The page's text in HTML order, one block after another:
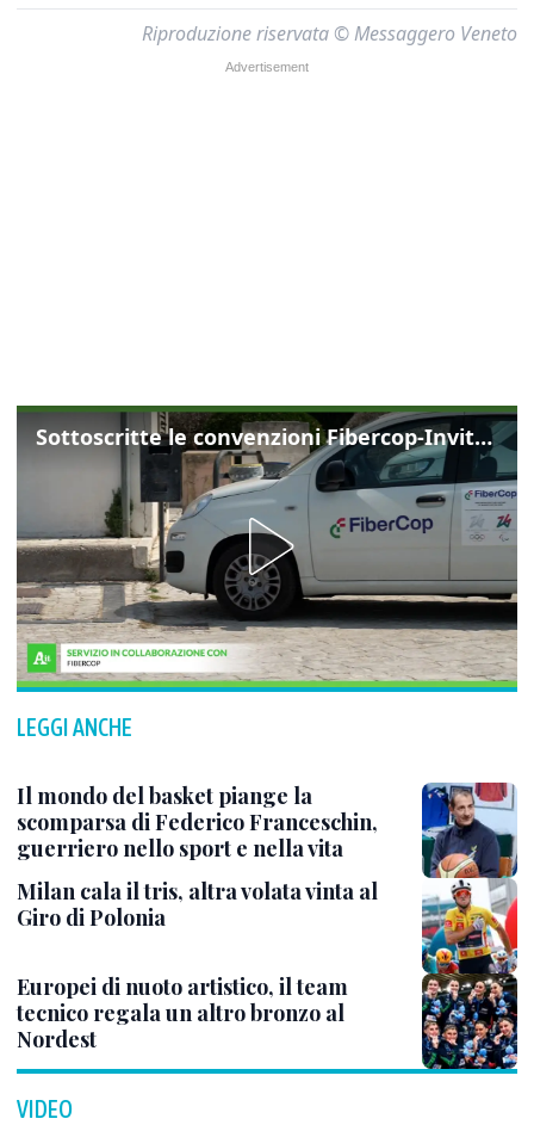
Riproduzione riservata © Messaggero Veneto
Sottoscritte le convenzioni Fibercop-Invitalia, fibra ottica per 477 mila civici
LEGGI ANCHE
Il mondo del basket piange la
scomparsa di Federico Franceschin,
guerriero nello sport e nella vita
Milan cala il tris, altra volata vinta al
Giro di Polonia
Europei di nuoto artistico, il team
tecnico regala un altro bronzo al
Nordest
VIDEO